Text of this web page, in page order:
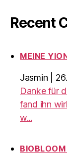
Recent
MEINE
Jasmin
Danke für
fand ihn
w...